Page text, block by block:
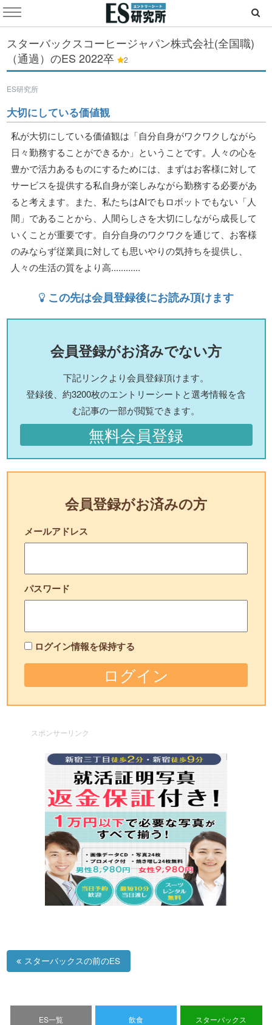
スターバックスコーヒージャパン株式会社(全国職)
（通過）のES 2022卒 2
ES研究所
大切にしている価値観
私が大切にしている価値観は「自分自身がワクワクしながら
日々勤務することができるか」ということです。人々の心を
豊かで活力あるものにするためには、まずはお客様に対して
サービスを提供する私自身が楽しみながら勤務する必要があ
ると考えます。また、私たちはAIでもロボットでもない「人
間」であることから、人間らしさを大切にしながら成長して
いくことが重要です。自分自身のワクワクを通じて、お客様
のみならず従業員に対しても思いやりの気持ちを提供し、
人々の生活の質をより高............
この先は会員登録後にお読み頂けます
会員登録がお済みでない方
下記リンクより会員登録頂けます。
登録後、約3200枚のエントリーシートと選考情報を含
む記事の一部が閲覧できます。
無料会員登録
会員登録がお済みの方
メールアドレス
パスワード
ログイン情報を保持する
スポンサーリンク
スターバックスの前のES
ES一覧
飲食
スターバックス